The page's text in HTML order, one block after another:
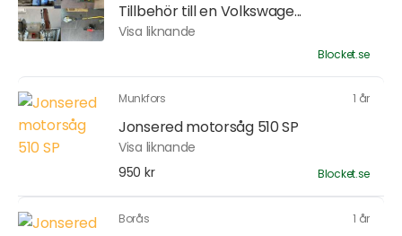
Tillbehör till en Volkswage...
Visa liknande
Blocket.se
Munkfors 1 år
Jonsered motorsåg 510 SP
Visa liknande
950 kr
Blocket.se
Borås 1 år